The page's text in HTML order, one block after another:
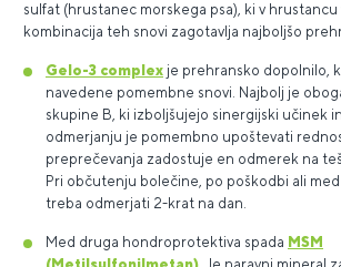
sulfat (hrustanec morskega psa), ki v hrustancu
kombinacija teh snovi zagotavlja najboljšo
Gelo-3 complex je prehransko dopolnilo,
navedene pomembne snovi. Najbolj je
skupine B, ki izboljšujejo sinergijski učinek
odmerjanju je pomembno upoštevati
preprečevanja zadostuje en odmerek na
Pri občutenju bolečine, po poškodbi ali
treba odmerjati 2-krat na dan.
Med druga hondroprotektiva spada MSM